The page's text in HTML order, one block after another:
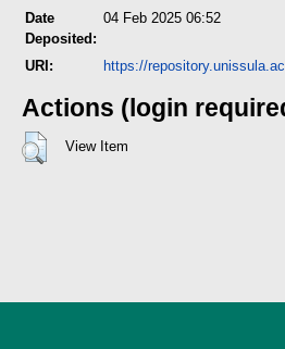
Date
Deposited:
04 Feb 2025 06:52
URI: https://
Actions (login
View Item